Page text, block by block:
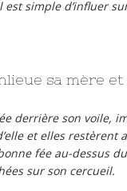
simple d’influer
sa mère et
derrière son voile,
et elles restèrent
fée au-dessus
sur son cercueil.